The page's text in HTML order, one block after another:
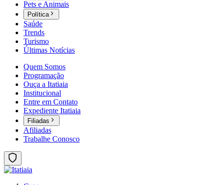
Pets e Animais
Política
Saúde
Trends
Turismo
Últimas Notícias
Quem Somos
Programação
Ouça a Itatiaia
Institucional
Entre em Contato
Expediente Itatiaia
Filiadas
Afiliadas
Trabalhe Conosco